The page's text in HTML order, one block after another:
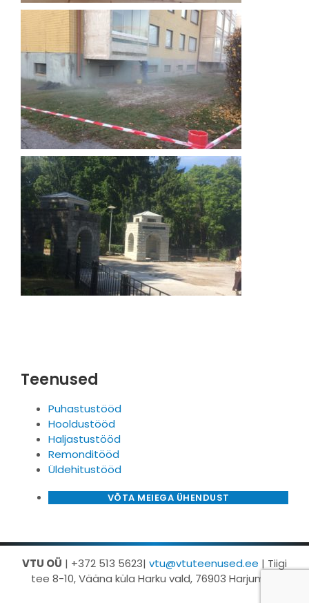
Teenused
Puhastustööd
Hooldustööd
Haljastustööd
Remonditööd
Üldehitustööd
VÕTA MEIEGA ÜHENDUST
VTU OÜ | +372 513 5623| vtu@vtuteenused.ee | Tiigi
tee 8-10, Vääna küla Harku vald, 76903 Harjumaa